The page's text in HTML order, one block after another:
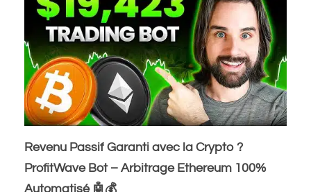
Revenu Passif Garanti avec la Crypto ?
ProfitWave Bot – Arbitrage Ethereum 100%
Automatisé 🤖💰